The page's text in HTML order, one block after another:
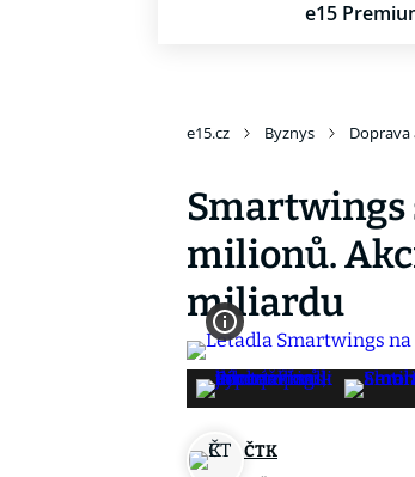
e15
e15.cz Byznys Doprava
Smartwings
milionů.
miliardu
ČTK